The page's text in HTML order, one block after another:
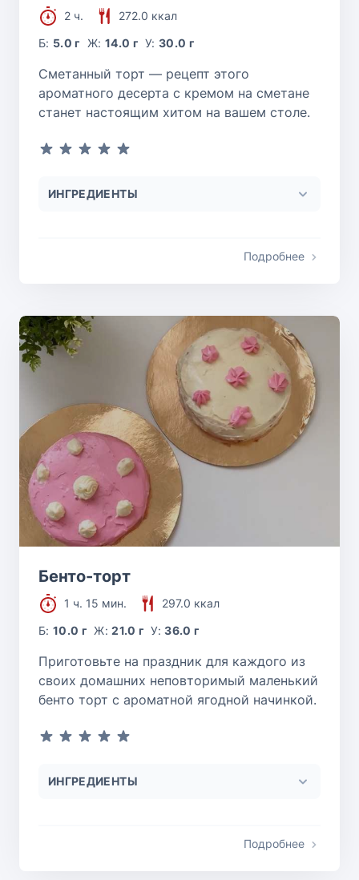
2 ч.
272.0 ккал
Б: 5.0 г Ж: 14.0 г У:30.0 г
Сметанный торт — рецепт этого
ароматного десерта с кремом на сметане
станет настоящим хитом на вашем столе.
ИНГРЕДИЕНТЫ
Подробнее
Бенто-торт
1 ч. 15 мин.
297.0 ккал
Б:10.0 г Ж:21.0 г У:36.0 г
Приготовьте на праздник для каждого из
своих домашних неповторимый маленький
бенто торт с ароматной ягодной начинкой.
ИНГРЕДИЕНТЫ
Подробнее